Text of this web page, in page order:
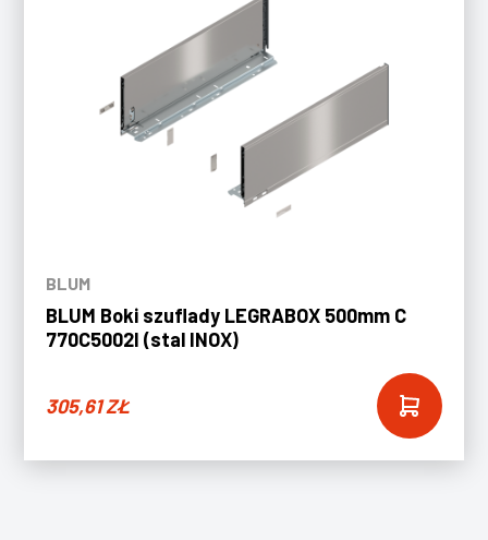
BLUM
BLUM Boki szuflady LEGRABOX 500mm C
770C5002I (stal INOX)
305,61ZŁ